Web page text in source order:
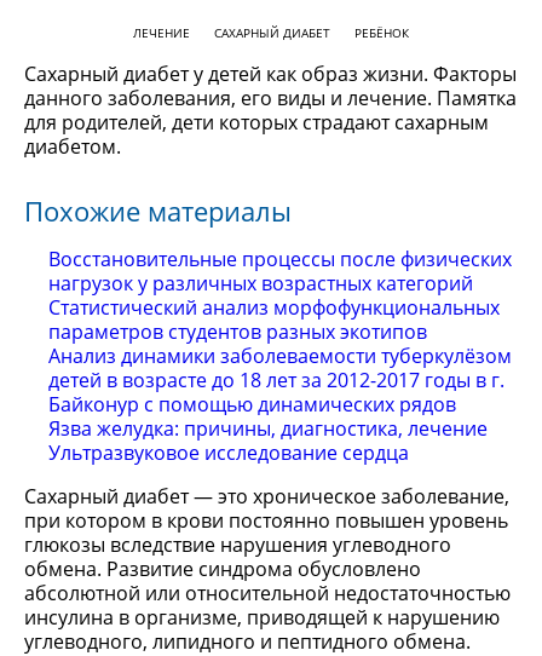
ЛЕЧЕНИЕ САХАРНЫЙ ДИАБЕТ РЕБЁНОК
Сахарный диабет у детей как образ жизни. Факторы
данного заболевания, его виды и лечение. Памятка
для родителей, дети которых страдают сахарным
диабетом.
Похожие материалы
Восстановительные процессы после физических
нагрузок у различных возрастных категорий
Статистический анализ морфофункциональных
параметров студентов разных экотипов
Анализ динамики заболеваемости туберкулёзом
детей в возрасте до 18 лет за 2012-2017 годы в г.
Байконур с помощью динамических рядов
Язва желудка: причины, диагностика, лечение
Ультразвуковое исследование сердца
Сахарный диабет — это хроническое заболевание,
при котором в крови постоянно повышен уровень
глюкозы вследствие нарушения углеводного
обмена. Развитие синдрома обусловлено
абсолютной или относительной недостаточностью
инсулина в организме, приводящей к нарушению
углеводного, липидного и пептидного обмена.